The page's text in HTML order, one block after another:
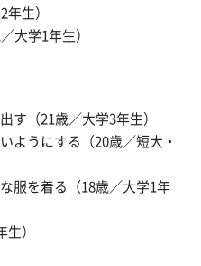
年生）
大学1年生）
す（21歳／大学3年生）
ようにする（20歳／短大・
服を着る（18歳／大学1年
生）